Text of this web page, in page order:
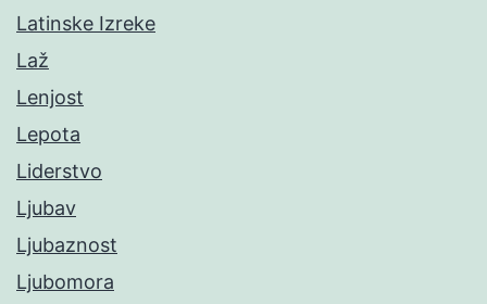
Latinske Izreke
Laž
Lenjost
Lepota
Liderstvo
Ljubav
Ljubaznost
Ljubomora